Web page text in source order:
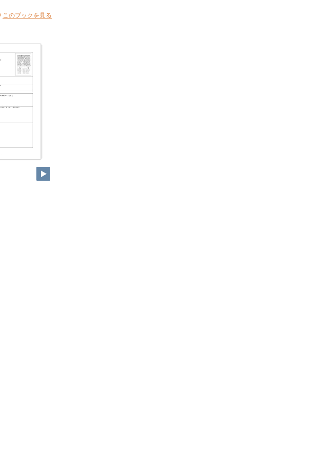
このブックを見る